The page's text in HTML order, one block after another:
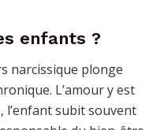
enfants ?
narcissique plonge
L’amour y est
l’enfant subit souvent